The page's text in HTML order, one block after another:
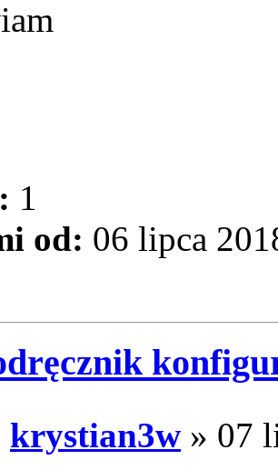
1
od: 06 lipca
krystian3w » 07